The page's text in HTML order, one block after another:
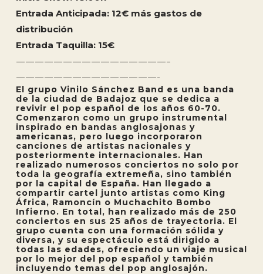
Entrada Anticipada: 12€ más gastos de
distribución
Entrada Taquilla: 15€
————————————————–
———————————————-
El grupo Vinilo Sánchez Band es una banda
de la ciudad de Badajoz que se dedica a
revivir el pop español de los años 60-70.
Comenzaron como un grupo instrumental
inspirado en bandas anglosajonas y
americanas, pero luego incorporaron
canciones de artistas nacionales y
posteriormente internacionales. Han
realizado numerosos conciertos no solo por
toda la geografía extremeña, sino también
por la capital de España. Han llegado a
compartir cartel junto artistas como King
África, Ramoncín o Muchachito Bombo
Infierno. En total, han realizado más de 250
conciertos en sus 25 años de trayectoria. El
grupo cuenta con una formación sólida y
diversa, y su espectáculo está dirigido a
todas las edades, ofreciendo un viaje musical
por lo mejor del pop español y también
incluyendo temas del pop anglosajón.